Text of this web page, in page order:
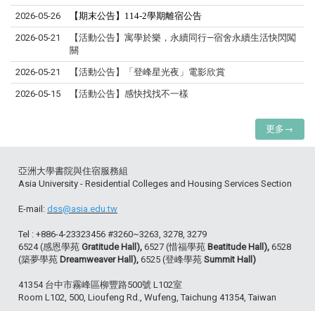
2026-05-26 【期末公告】114-2學期離宿公告
2026-05-21
【活動公告】寓學於樂，永續同行—宿舍永續生活快閃闖
關
2026-05-21 【活動公告】「登峰星光夜」電影欣賞
2026-05-15 【活動公告】感快找找不一樣
更多→
亞洲大學書院與住宿服務組
Asia University - Residential Colleges and Housing Services Section
E-mail: dss@asia.edu.tw
Tel : +886-4-23323456 #3260~3263, 3278, 3279
6524 (感恩學苑 Gratitude Hall), 6527 (惜福學苑 Beatitude Hall), 6528
(築夢學苑 Dreamweaver Hall), 6525 (登峰學苑 Summit Hall)
41354 台中市霧峰區柳豐路500號 L102室
Room L102, 500, Lioufeng Rd., Wufeng, Taichung 41354, Taiwan